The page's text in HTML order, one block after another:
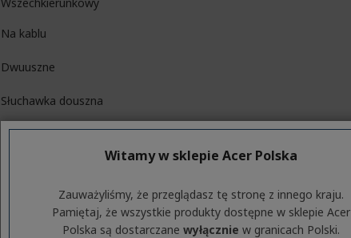
Na kablu
Dwuuszne
Słuchawka douszna
Witamy w sklepie Acer Polska
Zauważyliśmy, że przeglądasz tę stronę z innego kraju.
Pamiętaj, że wszystkie produkty dostępne w sklepie Acer
Polska są dostarczane wyłącznie w granicach Polski.